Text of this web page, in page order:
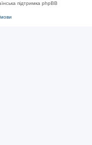
підтримка phpBB